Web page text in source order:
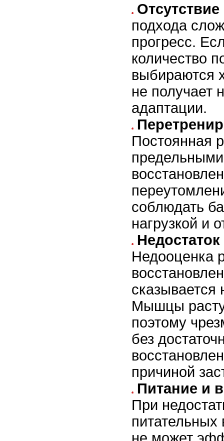
подхода
прогресс.
количество
выбираются
не получает
адаптации.
Постоянная
соблюдать
нагрузкой и
Недооценка
сказывается
Мышцы
поэтому
без
причиной
Питание и
При
питательных